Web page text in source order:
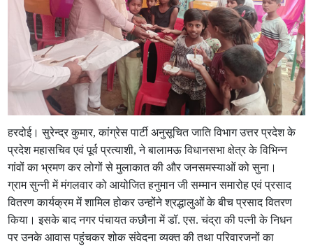
हरदोई। सुरेन्द्र कुमार, कांग्रेस पार्टी अनुसूचित जाति विभाग उत्तर प्रदेश के
प्रदेश महासचिव एवं पूर्व प्रत्याशी, ने बालामऊ विधानसभा क्षेत्र के विभिन्न
गांवों का भ्रमण कर लोगों से मुलाकात की और जनसमस्याओं को सुना।
ग्राम सुन्नी में मंगलवार को आयोजित हनुमान जी सम्मान समारोह एवं प्रसाद
वितरण कार्यक्रम में शामिल होकर उन्होंने श्रद्धालुओं के बीच प्रसाद वितरण
किया। इसके बाद नगर पंचायत कछौना में डॉ. एस. चंद्रा की पत्नी के निधन
पर उनके आवास पहुंचकर शोक संवेदना व्यक्त की तथा परिवारजनों का